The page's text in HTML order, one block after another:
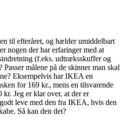
til efteråret, og hælder umiddelbart
nogen der har erfaringer med at
(f.eks. udtræksskuffer og
målene på de skinner man skal
Eksempelvis har IKEA en
for 169 kr., mens en tilsvarende
Jeg er klar over, at der er
leve med den fra IKEA, hvis den
Så kan den det?